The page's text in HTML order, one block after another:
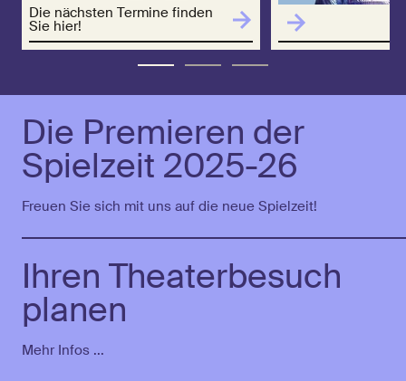
Die nächsten Termine finden
Sie hier!
Die Premieren der
Spielzeit 2025-26
Freuen Sie sich mit uns auf die neue Spielzeit!
Ihren Theaterbesuch
planen
Mehr Infos ...